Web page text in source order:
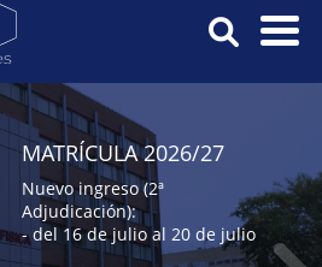
MATRÍCULA 2026/27
Nuevo ingreso (2ª
Adjudicación):
- del 16 de julio al 20 de julio